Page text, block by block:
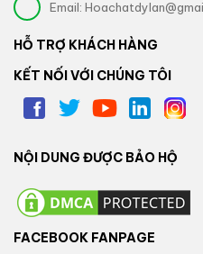
Email:
HỖ TRỢ KHÁCH HÀNG
KẾT NỐI VỚI CHÚNG TÔI
NỘI DUNG ĐƯỢC BẢO HỘ
FACEBOOK FANPAGE